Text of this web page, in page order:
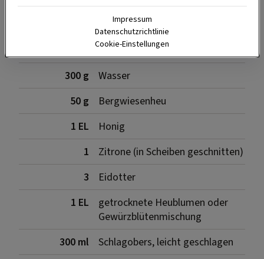
Kristallzucker
300 g
Wasser
50 g
Bergwiesenheu
1 EL
Honig
1
Zitrone (in Scheiben geschnitten)
3
Eidotter
1 EL
getrocknete Heublumen oder
Gewürzblütenmischung
300 ml
Schlagobers, leicht geschlagen
Impressum
Datenschutzrichtlinie
Cookie-Einstellungen